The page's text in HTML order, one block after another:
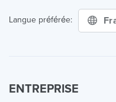
Langue préférée:
ENTREPRISE